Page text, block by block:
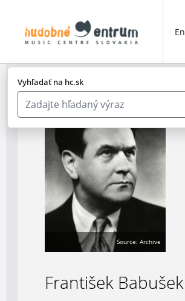
Vyhľadať na hc.sk
En
Source: Archive
František Babušek